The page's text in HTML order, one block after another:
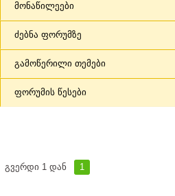
მონაწილეები
ძებნა ფორუმზე
გამოწერილი თემები
ფორუმის წესები
გვერდი 1 დან 1